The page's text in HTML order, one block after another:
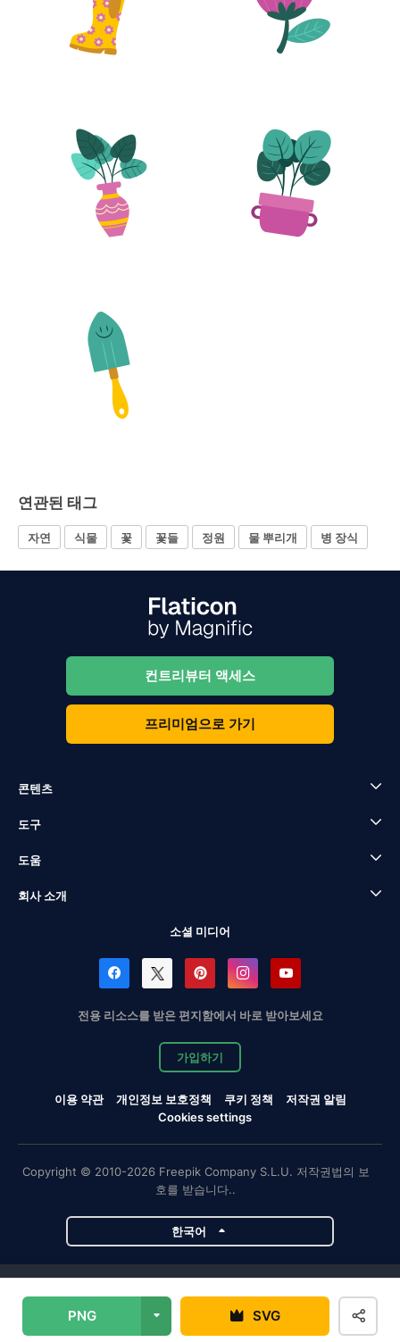
PNG SVG
연관된 태그
자연 식물 꽃 꽃들 정원 물 뿌리개 병 장식
컨트리뷰터 액세스
프리미엄으로 가기
콘텐츠
도구
도움
회사 소개
소셜 미디어
전용 리소스를 받은 편지함에서 바로 받아보세요
가입하기
이용 약관 개인정보 보호정책 쿠키 정책
저작권 알림
Cookies settings
Copyright © 2010-2026 Freepik Company S.L.U. 저작권법의 보
호를 받습니다..
한국어